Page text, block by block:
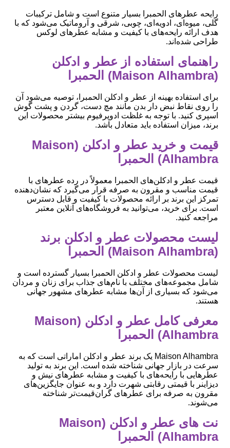
رایحه عطرهای الحمبرا بسیار متنوع است و شامل ترکیبات
گلی، میوه‌ای، ادویه‌ای، چوبی، شرقی و آروماتیک می‌شود که با
هدف ارائه رایحه‌های با کیفیت و مشابه عطرهای لوکس
طراحی شده‌اند.
راهنمای استفاده از عطر و ادکلن
(Maison Alhambra) الحمبرا
برای استفاده بهینه از عطر و ادکلن الحمبرا، توصیه می‌شود آن
را روی نقاط نبض دار بدن مانند مچ دست، گردن و پشت گوش
اسپری کنید. با توجه به غلظت ادوپرفیوم بیشتر محصولات این
برند، میزان استفاده باید متعادل باشد.
قیمت و خرید عطر و ادکلن (Maison
Alhambra) الحمبرا
قیمت عطر و ادکلن‌های الحمبرا معمولاً در رده عطرهای با
قیمت مناسب و مقرون به صرفه قرار می‌گیرد که نشان‌دهنده
تمرکز این برند بر ارائه محصولات با کیفیت و قابل دسترس
است. برای خرید، می‌توانید به فروشگاه‌های آنلاین معتبر
مراجعه کنید.
لیست محصولات عطر و ادکلن برند
(Maison Alhambra) الحمبرا
لیست محصولات عطر و ادکلن الحمبرا بسیار گسترده است و
شامل مجموعه‌های مختلف با نام‌های جذاب برای زنان و مردان
می‌شود که بسیاری از آن‌ها مشابه عطرهای مشهور جهانی
هستند.
معرفی کامل عطر و ادکلن (Maison
Alhambra) الحمبرا
Maison Alhambra یک برند عطر و ادکلن اماراتی است که به
سرعت در بازار جهانی شناخته شده است. این برند به تولید
عطرهایی با رایحه‌های با کیفیت و مشابه عطرهای نیش و
دیزاینر با قیمتی رقابتی شهرت دارد و به عنوان جایگزین‌های
مقرون به صرفه برای عطرهای گران‌قیمت‌تر شناخته
می‌شوند.
نت های عطر و ادکلن (Maison
Alhambra) الحمبرا